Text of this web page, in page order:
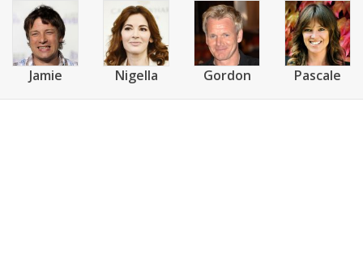
Jamie Nigella Gordon Pascale